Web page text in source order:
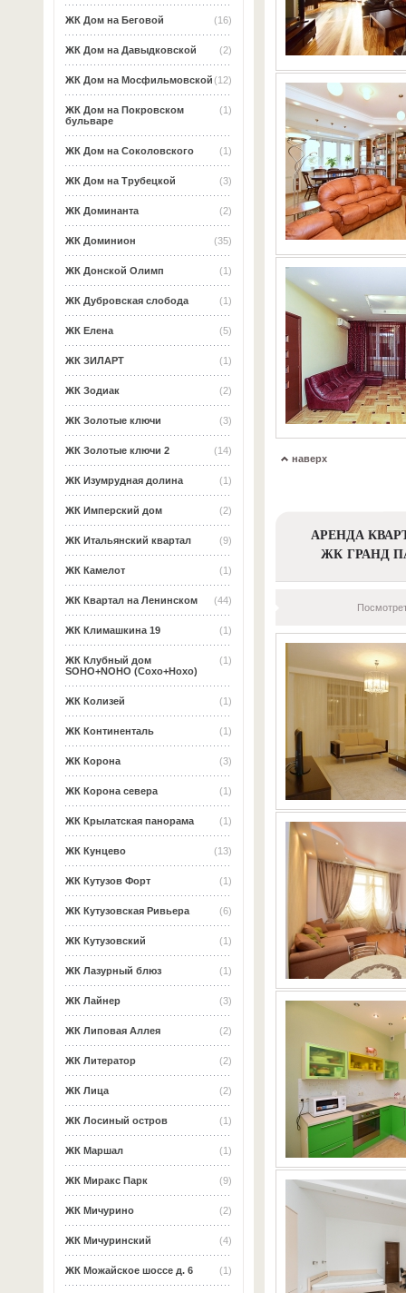
(16)
ЖК Дом на Беговой
(2)
ЖК Дом на Давыдковской
(12)
ЖК Дом на Мосфильмовской
(1)
ЖК Дом на Покровском
бульваре
(1)
ЖК Дом на Соколовского
(3)
ЖК Дом на Трубецкой
(2)
ЖК Доминанта
(35)
ЖК Доминион
(1)
ЖК Донской Олимп
(1)
ЖК Дубровская слобода
(5)
ЖК Елена
(1)
ЖК ЗИЛАРТ
(2)
ЖК Зодиак
(3)
ЖК Золотые ключи
(14)
ЖК Золотые ключи 2
(1)
ЖК Изумрудная долина
(2)
ЖК Имперский дом
(9)
ЖК Итальянский квартал
(1)
ЖК Камелот
(44)
ЖК Квартал на Ленинском
(1)
ЖК Климашкина 19
(1)
ЖК Клубный дом
SOHO+NOHO (Сохо+Нохо)
(1)
ЖК Колизей
(1)
ЖК Континенталь
(3)
ЖК Корона
(1)
ЖК Корона севера
(1)
ЖК Крылатская панорама
(13)
ЖК Кунцево
(1)
ЖК Кутузов Форт
(6)
ЖК Кутузовская Ривьера
(1)
ЖК Кутузовский
(1)
ЖК Лазурный блюз
(3)
ЖК Лайнер
(2)
ЖК Липовая Аллея
(2)
ЖК Литератор
(2)
ЖК Лица
(1)
ЖК Лосиный остров
(1)
ЖК Маршал
(9)
ЖК Миракс Парк
(2)
ЖК Мичурино
(4)
ЖК Мичуринский
(1)
ЖК Можайское шоссе д. 6
наверх
АРЕНДА
ЖК ГРАНД